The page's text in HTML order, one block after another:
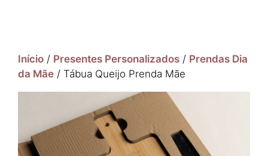
Início / Presentes Personalizados / Prendas Dia
da Mãe / Tábua Queijo Prenda Mãe